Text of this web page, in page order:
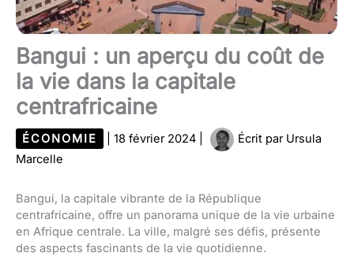
Bangui : un aperçu du coût de
la vie dans la capitale
centrafricaine
ÉCONOMIE 18 février 2024 Écrit par Ursula
Marcelle
Bangui, la capitale vibrante de la République
centrafricaine, offre un panorama unique de la vie urbaine
en Afrique centrale. La ville, malgré ses défis, présente
des aspects fascinants de la vie quotidienne.